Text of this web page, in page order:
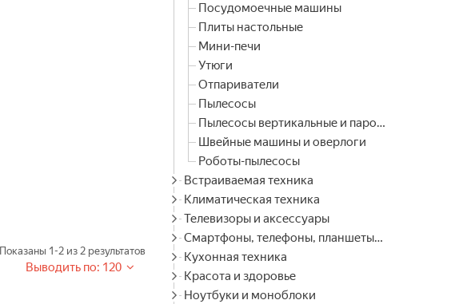
Показаны 1-2 из 2 результатов
Выводить по: 120
Посудомоечные машины
Плиты настольные
Мини-печи
Утюги
Отпариватели
Пылесосы
Пылесосы вертикальные и паровые швабры
Швейные машины и оверлоги
Роботы-пылесосы
Встраиваемая техника
Климатическая техника
Телевизоры и аксессуары
Смартфоны, телефоны, планшеты, часы
Кухонная техника
Красота и здоровье
Ноутбуки и моноблоки